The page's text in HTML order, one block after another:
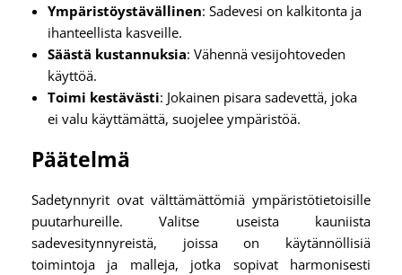
Ympäristöystävällinen: Sadevesi on kalkitonta ja
ihanteellista kasveille.
Säästä kustannuksia: Vähennä vesijohtoveden
käyttöä.
Toimi kestävästi: Jokainen pisara sadevettä, joka
ei valu käyttämättä, suojelee ympäristöä.
Päätelmä
Sadetynnyrit ovat välttämättömiä ympäristötietoisille
puutarhureille. Valitse useista kauniista
sadevesitynnyreistä, joissa on käytännöllisiä
toimintoja ja malleja, jotka sopivat harmonisesti